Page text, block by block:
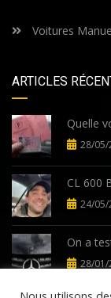
Voitures
ARTICLES
Quelle
28/05/
CL 600
24/05/
On a
28/01/